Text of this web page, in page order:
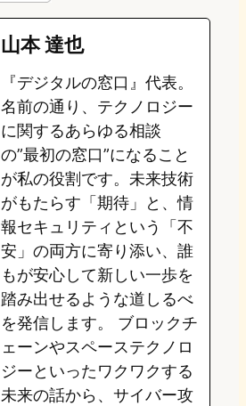
t
o
o
n
e
s
k
e
b
o
o
k
e
a
山本 達也
『デジタルの窓口』代表。
名前の通り、テクノロジー
に関するあらゆる相談
の”最初の窓口”になること
が私の役割です。未来技術
がもたらす「期待」と、情
報セキュリティという「不
安」の両方に寄り添い、誰
もが安心して新しい一歩を
踏み出せるような道しるべ
を発信します。 ブロックチ
ェーンやスペーステクノロ
ジーといったワクワクする
未来の話から、サイバー攻